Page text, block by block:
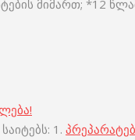
მიმართ; *12
1.